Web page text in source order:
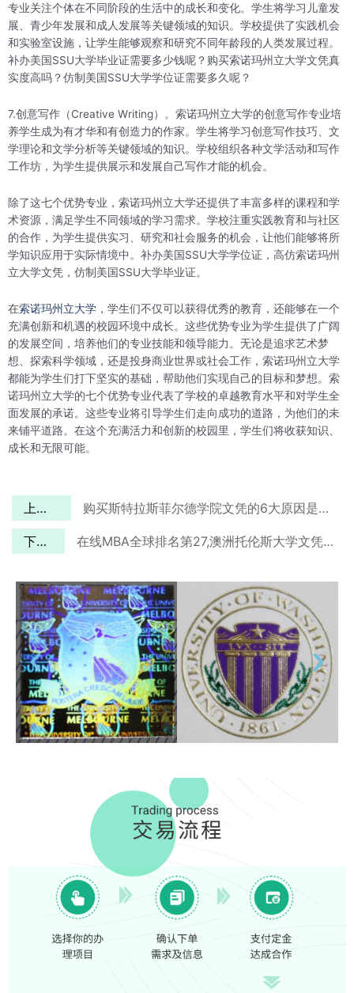
专业关注个体在不同阶段的生活中的成长和变化。学生将学习儿童发
展、青少年发展和成人发展等关键领域的知识。学校提供了实践机会
和实验室设施，让学生能够观察和研究不同年龄段的人类发展过程。
补办美国SSU大学毕业证需要多少钱呢？购买索诺玛州立大学文凭真
实度高吗？仿制美国SSU大学学位证需要多久呢？
7.创意写作（Creative Writing）。索诺玛州立大学的创意写作专业培
养学生成为有才华和有创造力的作家。学生将学习创意写作技巧、文
学理论和文学分析等关键领域的知识。学校组织各种文学活动和写作
工作坊，为学生提供展示和发展自己写作才能的机会。
除了这七个优势专业，索诺玛州立大学还提供了丰富多样的课程和学
术资源，满足学生不同领域的学习需求。学校注重实践教育和与社区
的合作，为学生提供实习、研究和社会服务的机会，让他们能够将所
学知识应用于实际情境中。补办美国SSU大学学位证，高仿索诺玛州
立大学文凭，仿制美国SSU大学毕业证。
在索诺玛州立大学 ，学生们不仅可以获得优秀的教育，还能够在一个
充满创新和机遇的校园环境中成长。这些优势专业为学生提供了广阔
的发展空间，培养他们的专业技能和领导能力。无论是追求艺术梦
想、探索科学领域，还是投身商业世界或社会工作，索诺玛州立大学
都能为学生们打下坚实的基础，帮助他们实现自己的目标和梦想。索
诺玛州立大学的七个优势专业代表了学校的卓越教育水平和对学生全
面发展的承诺。这些专业将引导学生们走向成功的道路，为他们的未
来铺平道路。在这个充满活力和创新的校园里，学生们将收获知识、
成长和无限可能。
上一篇 购买斯特拉斯菲尔德学院文凭的6大原因是什么？
下一篇 在线MBA全球排名第27,澳洲托伦斯大学文凭如何才能获得？